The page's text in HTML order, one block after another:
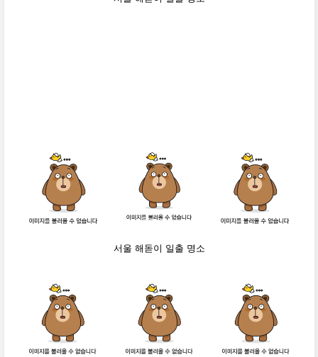
서울 해돋이 일출 명소